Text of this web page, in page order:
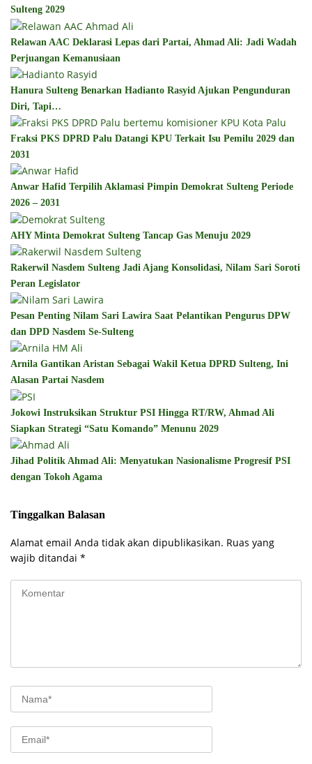
Sulteng 2029
Relawan AAC Deklarasi Lepas dari Partai, Ahmad Ali: Jadi Wadah
Perjuangan Kemanusiaan
Hanura Sulteng Benarkan Hadianto Rasyid Ajukan Pengunduran
Diri, Tapi…
Fraksi PKS DPRD Palu Datangi KPU Terkait Isu Pemilu 2029 dan
2031
Anwar Hafid Terpilih Aklamasi Pimpin Demokrat Sulteng Periode
2026 – 2031
AHY Minta Demokrat Sulteng Tancap Gas Menuju 2029
Rakerwil Nasdem Sulteng Jadi Ajang Konsolidasi, Nilam Sari Soroti
Peran Legislator
Pesan Penting Nilam Sari Lawira Saat Pelantikan Pengurus DPW
dan DPD Nasdem Se-Sulteng
Arnila Gantikan Aristan Sebagai Wakil Ketua DPRD Sulteng, Ini
Alasan Partai Nasdem
Jokowi Instruksikan Struktur PSI Hingga RT/RW, Ahmad Ali
Siapkan Strategi “Satu Komando” Menunu 2029
Jihad Politik Ahmad Ali: Menyatukan Nasionalisme Progresif PSI
dengan Tokoh Agama
Tinggalkan Balasan
Alamat email Anda tidak akan dipublikasikan. Ruas yang
wajib ditandai *